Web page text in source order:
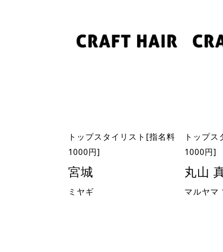
トップスタイリスト[指名料
1000円]
宮城
ミヤギ
トップ
1000円]
丸山
マルヤマ